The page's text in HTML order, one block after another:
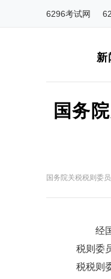
6296考试网
新
国务
国务院关税税则委
经国
税则委
税税则